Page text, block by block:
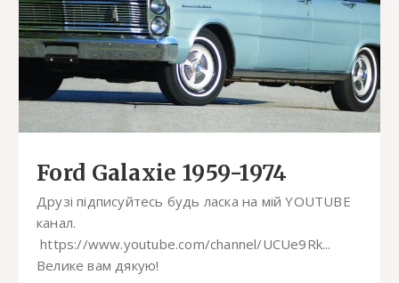
Ford Galaxie 1959-1974
Друзі підписуйтесь будь ласка на мій YOUTUBE
канал.
https://www.youtube.com/channel/UCUe9Rk...
Велике вам дякую!